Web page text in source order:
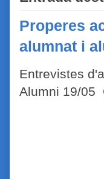
Properes
alumnat i
Entrevistes
Alumni 19/05